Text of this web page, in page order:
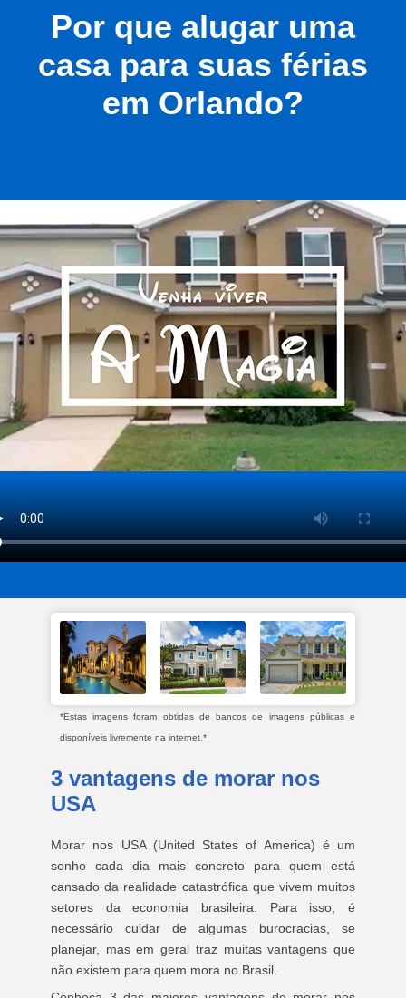
Por que alugar uma
casa para suas férias
em Orlando?
*Estas imagens foram obtidas de bancos de imagens públicas e
disponíveis livremente na internet.*
3 vantagens de morar nos
USA
Morar nos USA (United States of America) é um
sonho cada dia mais concreto para quem está
cansado da realidade catastrófica que vivem muitos
setores da economia brasileira. Para isso, é
necessário cuidar de algumas burocracias, se
planejar, mas em geral traz muitas vantagens que
não existem para quem mora no Brasil.